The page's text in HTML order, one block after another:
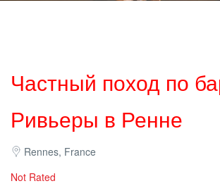
Частный поход по
Ривьеры в Ренне
Rennes, France
Not Rated